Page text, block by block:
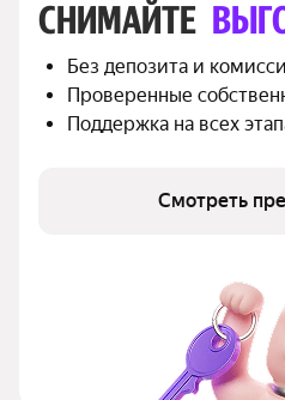
СНИМАЙТЕ
Без депозита и
Проверенные
Поддержка на всех
Смотреть